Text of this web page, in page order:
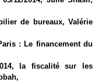
de bureaux, Valérie
: Le financement du
la fiscalité sur les